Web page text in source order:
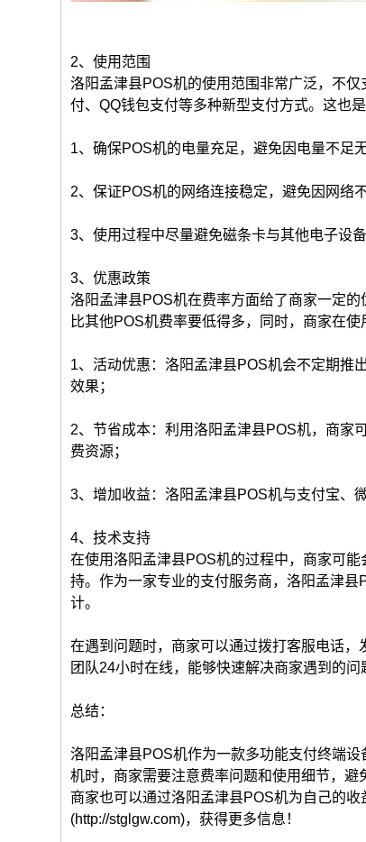
2、使用范围
洛阳孟津县POS机的使用范围非常广泛，不
付、QQ钱包支付等多种新型支付方式。这也
1、确保POS机的电量充足，避免因电量不足
2、保证POS机的网络连接稳定，避免因网络
3、使用过程中尽量避免磁条卡与其他电子设
3、优惠政策
洛阳孟津县POS机在费率方面给了商家一定
比其他POS机费率要低得多，同时，商家在
1、活动优惠：洛阳孟津县POS机会不定期推
效果；
2、节省成本：利用洛阳孟津县POS机，商家
费资源；
3、增加收益：洛阳孟津县POS机与支付宝、
4、技术支持
在使用洛阳孟津县POS机的过程中，商家可
持。作为一家专业的支付服务商，洛阳孟津
计。
在遇到问题时，商家可以通过拨打客服电话
团队24小时在线，能够快速解决商家遇到的问
总结：
洛阳孟津县POS机作为一款多功能支付终端
机时，商家需要注意费率问题和使用细节，避
商家也可以通过洛阳孟津县POS机为自己的
(http://stglgw.com)，获得更多信息！